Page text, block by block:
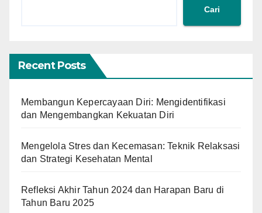
Cari
Recent Posts
Membangun Kepercayaan Diri: Mengidentifikasi
dan Mengembangkan Kekuatan Diri
Mengelola Stres dan Kecemasan: Teknik Relaksasi
dan Strategi Kesehatan Mental
Refleksi Akhir Tahun 2024 dan Harapan Baru di
Tahun Baru 2025